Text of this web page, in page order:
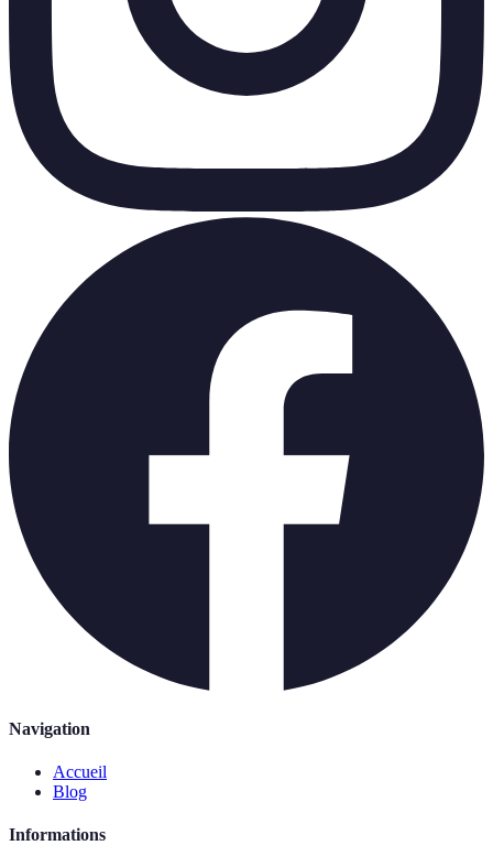
Navigation
Accueil
Blog
Informations